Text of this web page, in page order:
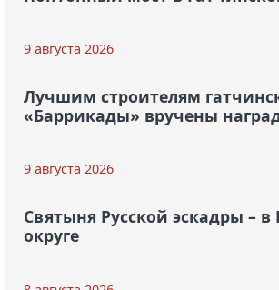
9 августа 2026
Лучшим строителям
«Баррикады» вручены
9 августа 2026
Святыня Русской эскадры – в
округе